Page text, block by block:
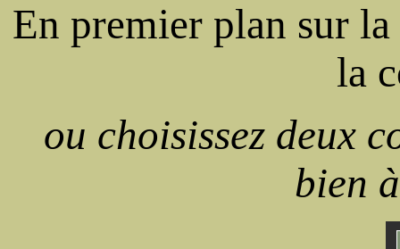
En premier plan sur
la
ou choisissez deux
bien